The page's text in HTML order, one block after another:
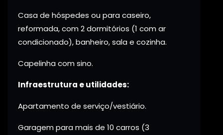
Casa de hóspedes ou para caseiro,
reformada, com 2 dormitórios (1 com ar
condicionado), banheiro, sala e cozinha.
Capelinha com sino.
Infraestrutura e utilidades:
Apartamento de serviço/vestiário.
Garagem para mais de 10 carros (3